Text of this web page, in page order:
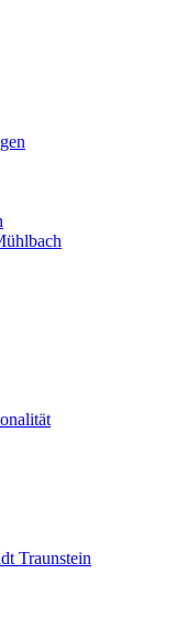
Traunstein